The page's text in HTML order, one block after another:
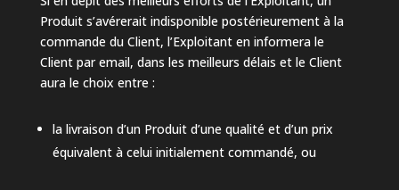
Produit s’avérerait indisponible postérieurement à la
commande du Client, l’Exploitant en informera le
Client par email, dans les meilleurs délais et le Client
aura le choix entre :
la livraison d’un Produit d’une qualité et d’un prix
équivalent à celui initialement commandé, ou